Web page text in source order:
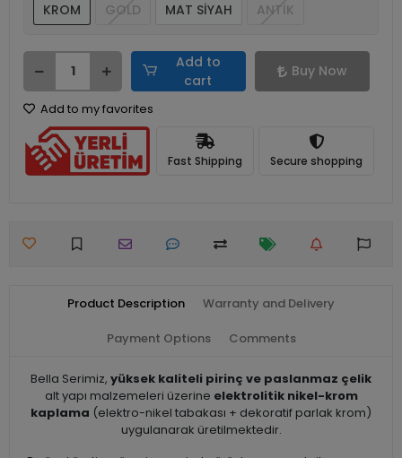
KROM
GOLD MAT SİYAH ANTİK
Add to
cart
Buy Now
Add to my favorites
Fast Shipping Secure shopping
Product Description Warranty and Delivery
Payment Options Comments
Bella Serimiz, yüksek kaliteli pirinç ve paslanmaz çelik
alt yapı malzemeleri üzerine elektrolitik nikel-krom
kaplama (elektro-nikel tabakası + dekoratif parlak krom)
uygulanarak üretilmektedir.